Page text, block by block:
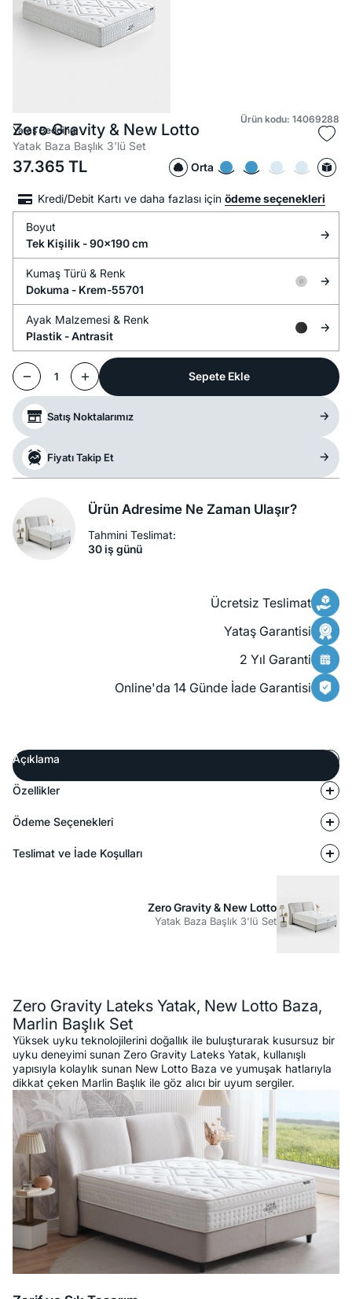
Ürün kodu: 14069288
Yataş Bedding
Zero Gravity & New Lotto
Yatak Baza Başlık 3'lü Set
37.365 TL Orta
Kredi/Debit Kartı ve daha fazlası için ödeme seçenekleri
Boyut
Tek Kişilik - 90x190 cm
Kumaş Türü & Renk
Dokuma - Krem-55701
Ayak Malzemesi & Renk
Plastik -Antrasit
1 Sepete Ekle
Satış Noktalarımız
Fiyatı Takip Et
Ürün Adresime Ne Zaman Ulaşır?
Tahmini Teslimat:
30 iş günü
Ücretsiz Teslimat
Yataş Garantisi
2 Yıl Garanti
Online'da 14 Günde İade Garantisi
Açıklama
Özellikler
Ödeme Seçenekleri
Teslimat ve İade Koşulları
Zero Gravity & New Lotto
Yatak Baza Başlık 3'lü Set
Zero Gravity Lateks Yatak, New Lotto Baza,
Marlin Başlık Set
Yüksek uyku teknolojilerini doğallık ile buluşturarak kusursuz bir
uyku deneyimi sunan Zero Gravity Lateks Yatak, kullanışlı
yapısıyla kolaylık sunan New Lotto Baza ve yumuşak hatlarıyla
dikkat çeken Marlin Başlık ile göz alıcı bir uyum sergiler.